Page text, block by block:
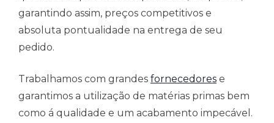
garantindo assim, preços competitivos e
absoluta pontualidade na entrega de seu
pedido.
Trabalhamos com grandes fornecedores e
garantimos a utilização de matérias primas bem
como á qualidade e um acabamento impecável.